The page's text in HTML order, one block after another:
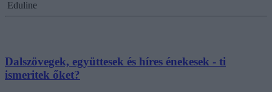
Eduline
Dalszövegek, együttesek és híres énekesek - ti
ismeritek őket?